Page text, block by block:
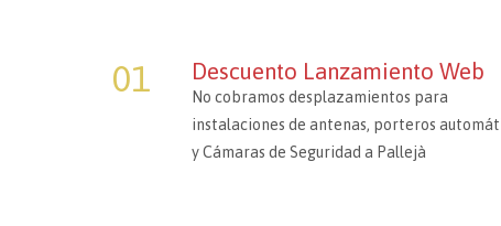
01 Descuento Lanzamiento Web
No cobramos desplazamientos para
instalaciones de antenas, porteros
y Cámaras de Seguridad a Pallejà